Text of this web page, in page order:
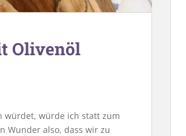
Olivenöl
würdet, würde ich statt zum
Wunder also, dass wir zu